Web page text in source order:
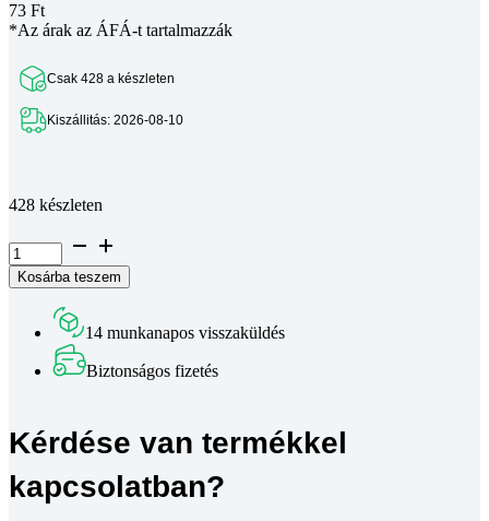
73 Ft
*Az árak az ÁFÁ-t tartalmazzák
Csak 428 a készleten
Kiszállitás: 2026-08-10
428 készleten
Süllyesztett
fejű
belső
DIN
10.9
mennyiség
Kosárba teszem
14 munkanapos visszaküldés
Biztonságos fizetés
Kérdése van termékkel
kapcsolatban?